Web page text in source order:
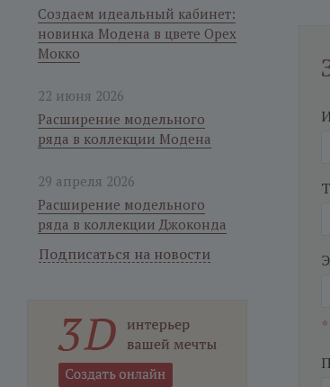
*
Создаем идеальный кабинет:
новинка Модена в цвете Орех
Мокко
22 июня 2026
Расширение модельного
ряда в коллекции Модена
29 апреля 2026
Расширение модельного
ряда в коллекции Джоконда
Подписаться на новости